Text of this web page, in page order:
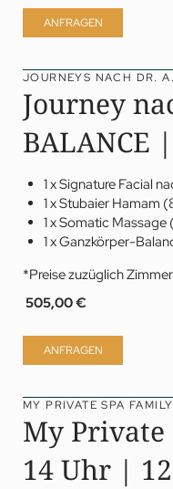
ANFRAGEN
JOURNEYS NACH DR.
Journey
BALANCE
1 x Signature Facial
1 x Stubaier Hamam
1 x Somatic
1 x Ganzkörper-
*Preise zuzüglich
505,00 €
ANFRAGEN
MY PRIVATE SPA
My Private
14 Uhr |